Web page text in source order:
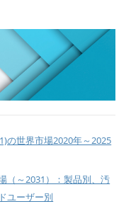
の世界市場2020年～2025
（～2031）：製品別、汚
ユーザー別